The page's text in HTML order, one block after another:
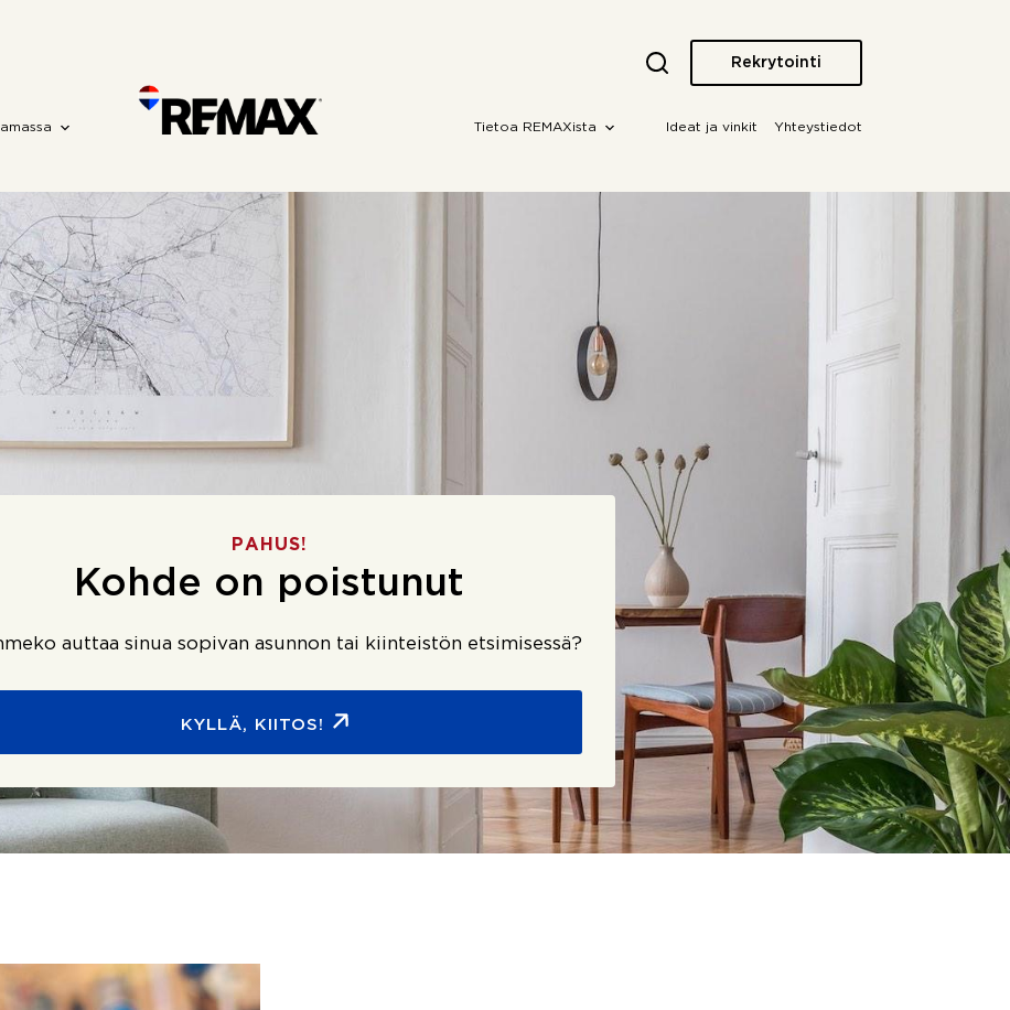
Rekrytointi
Tietoa REMAXista Ideat ja vinkit Yhteystiedot
PAHUS!
Kohde on poistunut
auttaa sinua sopivan asunnon tai kiinteistön etsimisessä?
KYLLÄ, KIITOS!